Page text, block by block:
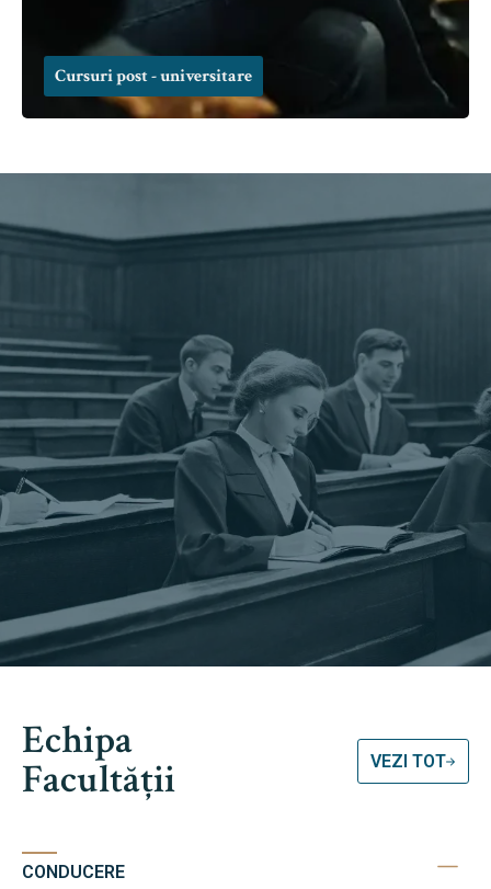
Cursuri post - universitare
Echipa
Facultății VEZI TOT
CONDUCERE